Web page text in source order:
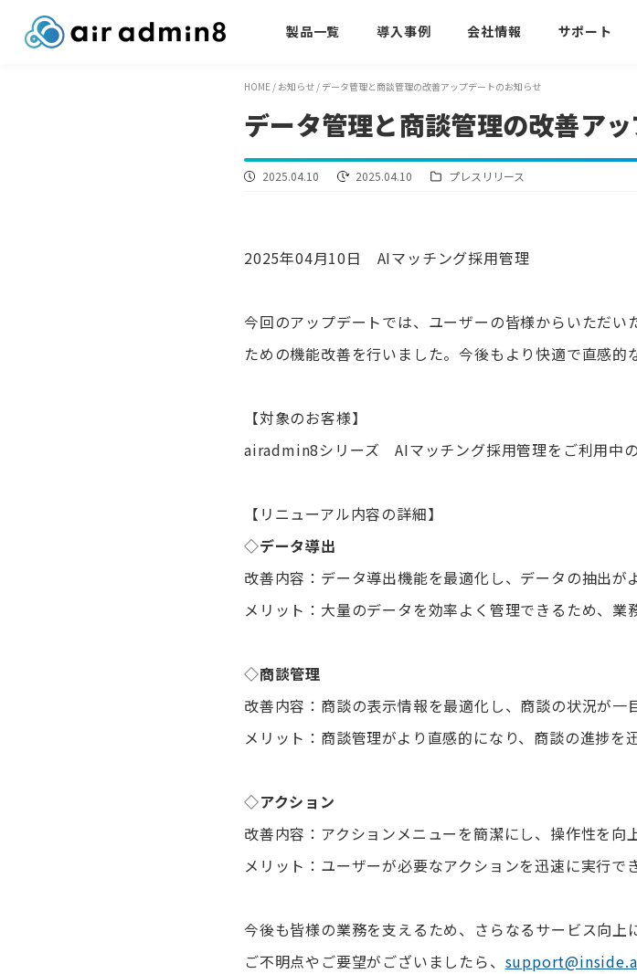
製品一覧 導入事例 会社情報 サポート
HOME / お知らせ / データ管理と商談管理の改善アップデートのお知らせ
データ管理と商談管理の改善ア
2025.04.10 2025.04.10 プレスリリース
2025年04月10日 AIマッチング採用管理
今回のアップデートでは、ユーザーの皆様からいただ
ための機能改善を行いました。今後もより快適で直感的
【対象のお客様】
airadmin8シリーズ AIマッチング採用管理をご利用中
【リニューアル内容の詳細】
◇データ導出
改善内容：データ導出機能を最適化し、データの抽出が
メリット：大量のデータを効率よく管理できるため、業
◇商談管理
改善内容：商談の表示情報を最適化し、商談の状況が一
メリット：商談管理がより直感的になり、商談の進捗を
◇アクション
改善内容：アクションメニューを簡潔にし、操作性を向
メリット：ユーザーが必要なアクションを迅速に実行で
今後も皆様の業務を支えるため、さらなるサービス向上
ご不明点やご要望がございましたら、